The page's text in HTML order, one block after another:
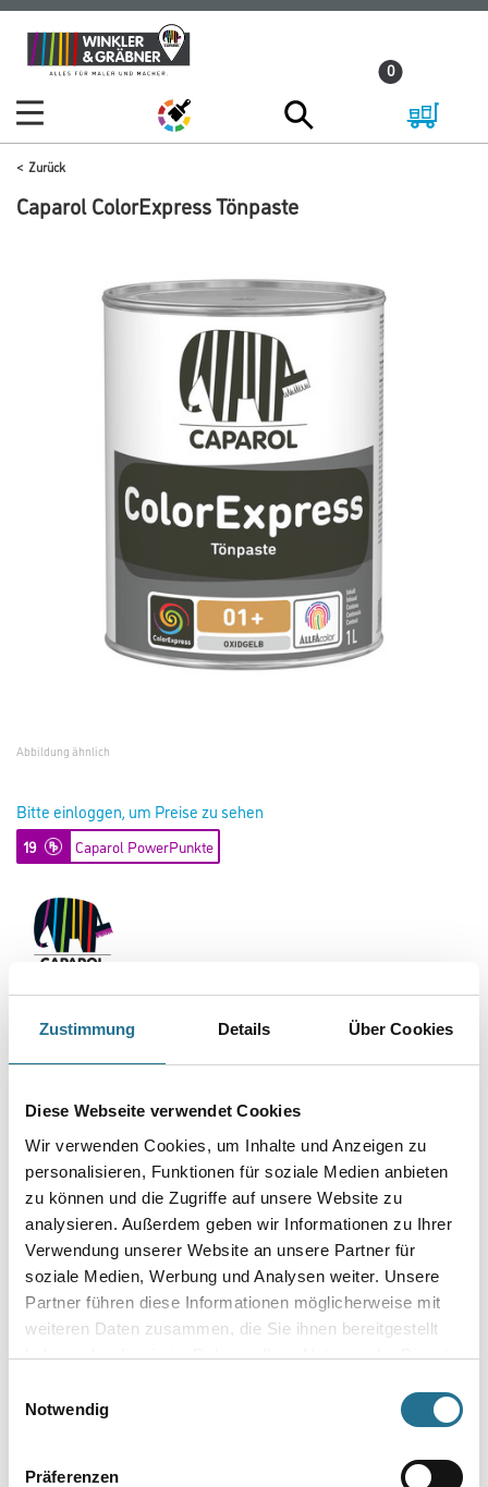
Zustimmung Details Über Cookies
Diese Webseite verwendet Cookies
Wir verwenden Cookies, um Inhalte und Anzeigen zu
personalisieren, Funktionen für soziale Medien anbieten
zu können und die Zugriffe auf unsere Website zu
analysieren. Außerdem geben wir Informationen zu Ihrer
Verwendung unserer Website an unsere Partner für
soziale Medien, Werbung und Analysen weiter. Unsere
Partner führen diese Informationen möglicherweise mit
weiteren Daten zusammen, die Sie ihnen bereitgestellt
haben oder die sie im Rahmen Ihrer Nutzung der Dienste
Notwendig
Präferenzen
Zum
Inhalt
Zum
Navigationsmenü
0
Zurück
Caparol ColorExpress Tönpaste
Abbildung ähnlich
Bitte einloggen, um Preise zu sehen
19 Caparol PowerPunkte
Capamix ColorExpress Tönpaste 56+ 1,0 lt Grün (Alk)
Gebinde
Umrechnungsfaktoren